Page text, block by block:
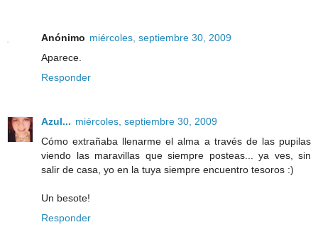
Anónimo miércoles, septiembre 30, 2009
Aparece.
Responder
Azul... miércoles, septiembre 30, 2009
Cómo extrañaba llenarme el alma a través de las pupilas
viendo las maravillas que siempre posteas... ya ves, sin
salir de casa, yo en la tuya siempre encuentro tesoros :)
Un besote!
Responder